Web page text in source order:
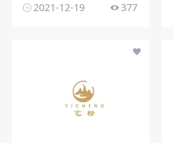
2021-12-19 377